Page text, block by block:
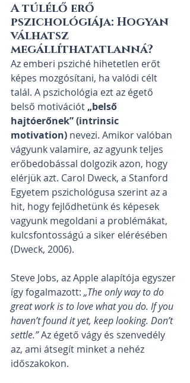
A túlélő erő
pszichológiája: Hogyan
válhatsz
megállíthatatlanná?
Az emberi psziché hihetetlen erőt
képes mozgósítani, ha valódi célt
talál. A pszichológia ezt az égető
belső motivációt „belső
hajtóerőnek” (intrinsic
motivation) nevezi. Amikor valóban
vágyunk valamire, az agyunk teljes
erőbedobással dolgozik azon, hogy
elérjük azt. Carol Dweck, a Stanford
Egyetem pszichológusa szerint az a
hit, hogy fejlődhetünk és képesek
vagyunk megoldani a problémákat,
kulcsfontosságú a siker elérésében
(Dweck, 2006).
Steve Jobs, az Apple alapítója egyszer
így fogalmazott: „The only way to do
great work is to love what you do. If you
haven’t found it yet, keep looking. Don’t
settle.” Az égető vágy és szenvedély
az, ami átsegít minket a nehéz
időszakokon.